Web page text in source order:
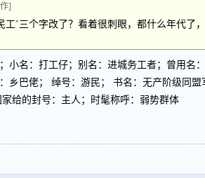
]
工’三个字改了？看着很刺眼，都什么年代了
小名：打工仔；别名：进城务工者；曾用名
乡巴佬； 绰号：游民； 书名：无产阶级同
给的封号：主人；时髦称呼：弱势群体